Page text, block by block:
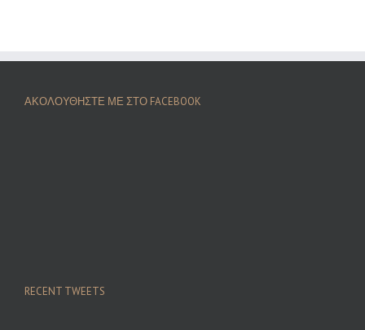
ΑΚΟΛΟΥΘΗΣΤΕ ΜΕ ΣΤΟ FACEBOOK
RECENT TWEETS